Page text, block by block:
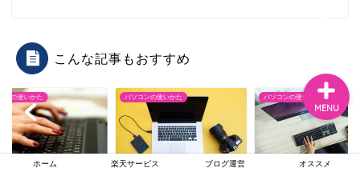
こんな記事もおすすめ
ンの使いかた パソコンの使いかた パソコンの使いかた
ホーム 楽天サービス ブログ運営 オススメ
MENU